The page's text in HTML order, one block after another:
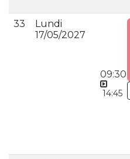
33
Lundi
17/05/2027
09:30
14:45